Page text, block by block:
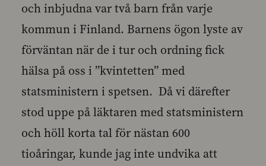
och inbjudna var två barn från varje
kommun i Finland. Barnens ögon lyste av
förväntan när de i tur och ordning fick
hälsa på oss i ”kvintetten” med
statsministern i spetsen. Då vi därefter
stod uppe på läktaren med statsministern
och höll korta tal för nästan 600
tioåringar, kunde jag inte undvika att